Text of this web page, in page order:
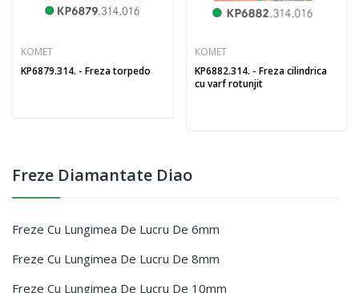
Freze Diamantate Diao
Freze Cu Lungimea De Lucru De 6mm
Freze Cu Lungimea De Lucru De 8mm
Freze Cu Lungimea De Lucru De 10mm
KOMET
KP6879.314. - Freza torpedo
KOMET
KP6882.314. - Freza cilindrica
cu varf rotunjit